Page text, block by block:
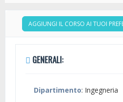
AGGIUNGI IL CORSO AI TUOI
GENERALI:
Dipartimento: Ingegneria